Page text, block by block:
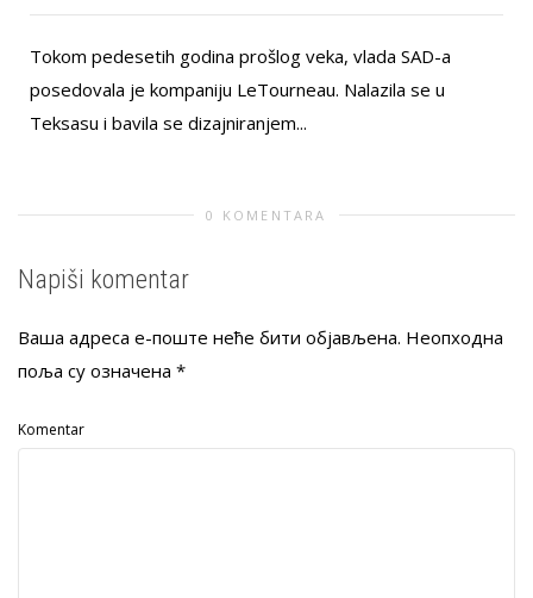
Tokom pedesetih godina prošlog veka, vlada SAD-a
posedovala je kompaniju LeTourneau. Nalazila se u
Teksasu i bavila se dizajniranjem...
0 KOMENTARA
Napiši komentar
Ваша адреса е-поште неће бити објављена. Неопходна
поља су означена *
Komentar